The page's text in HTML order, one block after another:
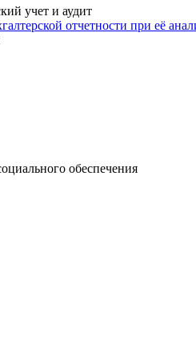
учет и аудит
отчетности при её
обеспечения